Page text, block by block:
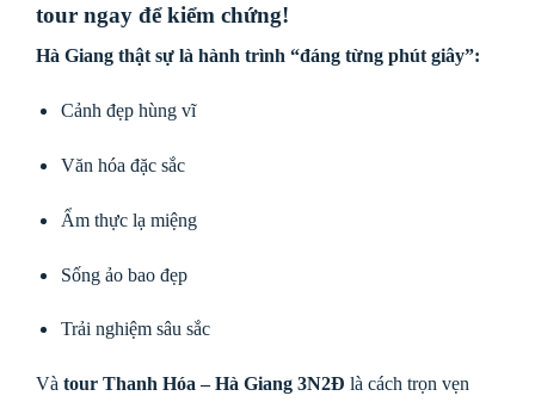
tour ngay để kiểm chứng!
Hà Giang thật sự là hành trình “đáng từng phút giây”:
Cảnh đẹp hùng vĩ
Văn hóa đặc sắc
Ẩm thực lạ miệng
Sống ảo bao đẹp
Trải nghiệm sâu sắc
Và tour Thanh Hóa – Hà Giang 3N2Đ là cách trọn vẹn